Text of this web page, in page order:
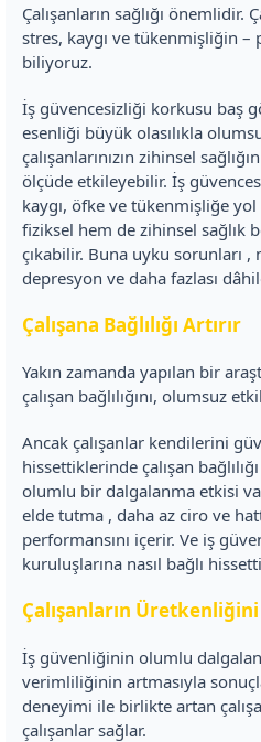
Çalışanların sağlığı önemlidir.
stres, kaygı ve tükenmişliğin –
biliyoruz.
İş güvencesizliği korkusu baş
esenliği büyük olasılıkla
çalışanlarınızın zihinsel
ölçüde etkileyebilir. İş
kaygı, öfke ve tükenmişliğe
fiziksel hem de zihinsel sağlık
çıkabilir. Buna uyku sorunları ,
depresyon ve daha fazlası
Çalışana Bağlılığı Artırır
Yakın zamanda yapılan bir
çalışan bağlılığını, olumsuz
Ancak çalışanlar kendilerini
hissettiklerinde çalışan
olumlu bir dalgalanma etkisi
elde tutma , daha az ciro ve
performansını içerir. Ve iş
kuruluşlarına nasıl bağlı
Çalışanların Üretkenliğini
İş güvenliğinin olumlu
verimliliğinin artmasıyla
deneyimi ile birlikte artan
çalışanlar sağlar.